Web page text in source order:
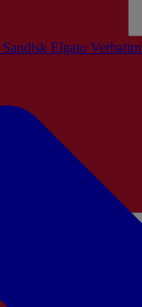
Sandisk Elgato Verbatim